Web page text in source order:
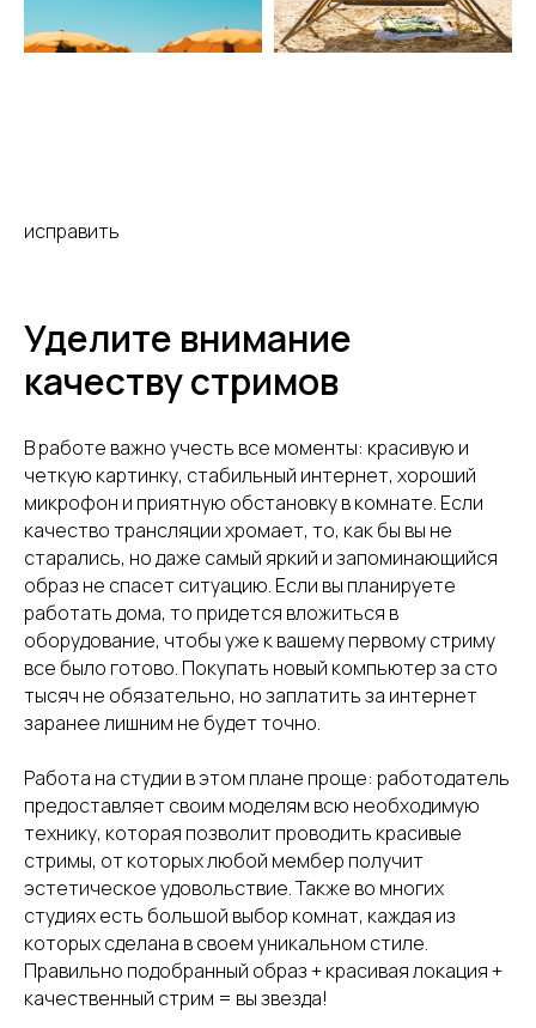
исправить
Уделите внимание
качеству стримов
В работе важно учесть все моменты: красивую и
четкую картинку, стабильный интернет, хороший
микрофон и приятную обстановку в комнате. Если
качество трансляции хромает, то, как бы вы не
старались, но даже самый яркий и запоминающийся
образ не спасет ситуацию. Если вы планируете
работать дома, то придется вложиться в
оборудование, чтобы уже к вашему первому стриму
все было готово. Покупать новый компьютер за сто
тысяч не обязательно, но заплатить за интернет
заранее лишним не будет точно.
Работа на студии в этом плане проще: работодатель
предоставляет своим моделям всю необходимую
технику, которая позволит проводить красивые
стримы, от которых любой мембер получит
эстетическое удовольствие. Также во многих
студиях есть большой выбор комнат, каждая из
которых сделана в своем уникальном стиле.
Правильно подобранный образ + красивая локация +
качественный стрим = вы звезда!